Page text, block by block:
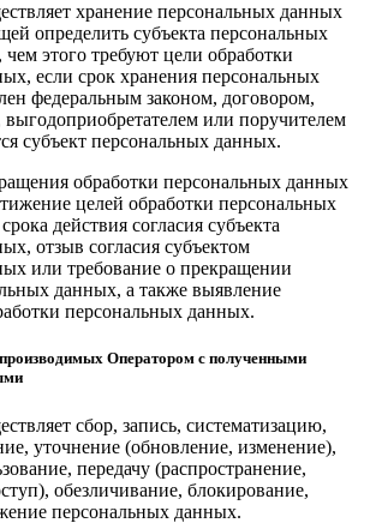
хранение персональных данных
определить субъекта персональных
этого требуют цели обработки
если срок хранения персональных
федеральным законом, договором,
выгодоприобретателем или поручителем
субъект персональных данных.
обработки персональных данных
целей обработки персональных
действия согласия субъекта
отзыв согласия субъектом
или требование о прекращении
данных, а также выявление
персональных данных.
Оператором с полученными
сбор, запись, систематизацию,
уточнение (обновление, изменение),
передачу (распространение,
обезличивание, блокирование,
персональных данных.